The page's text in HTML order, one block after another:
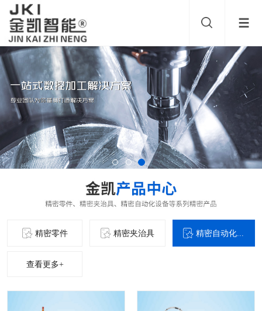
精密零件 精密夹治具 精密自动化...
查看更多+